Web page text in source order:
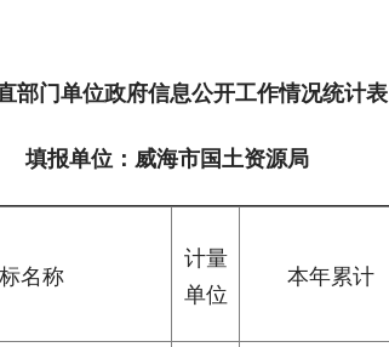
部门单位政府信息公开工作情况统计表
报单位：威海市国土资源局
名称
计量
单位
本年累计